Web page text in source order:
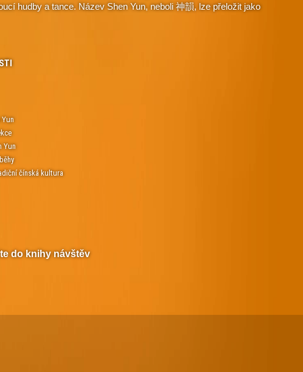
hudby a tance. Název Shen Yun, neboli 神韻, lze přeložit jako
Yun
Yun
čínská kultura
do knihy návštěv